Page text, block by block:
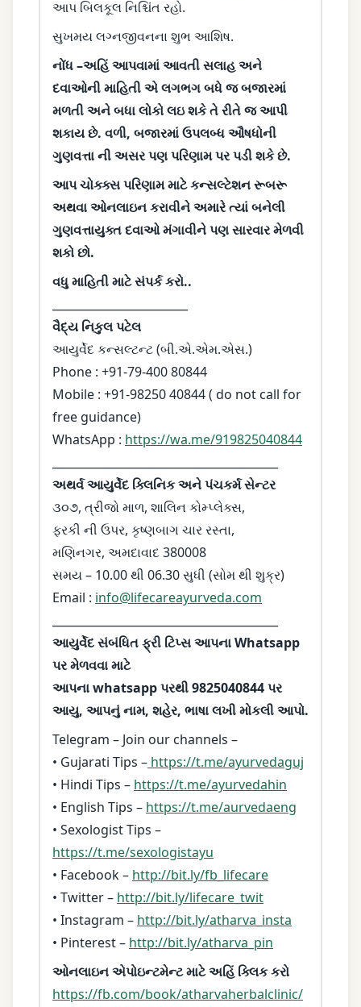
આપ બિલકૂલ નિશ્ચિંત રહો.
સુખમય લગ્નજીવનના શુભ આશિષ.
નોંધ –અહિં આપવામાં આવતી સલાહ અને
દવાઓની માહિતી એ લગભગ બધે જ બજારમાં
મળતી અને બધા લોકો લઇ શકે તે રીતે જ આપી
શકાય છે. વળી, બજારમાં ઉપલબ્ધ ઔષધોની
ગુણવત્તા ની અસર પણ પરિણામ પર પડી શકે છે.
આપ ચોક્ક્સ પરિણામ માટે કન્સલ્ટેશન રૂબરૂ
અથવા ઓનલાઇન કરાવીને અમારે ત્યાં બનેલી
ગુણવત્તાયુક્ત દવાઓ મંગાવીને પણ સારવાર મેળવી
શકો છો.
વધુ માહિતી માટે સંપર્ક કરો..
વૈદ્ય નિકુલ પટેલ
આયુર્વેદ કન્સલ્ટન્ટ (બી.એ.એમ.એસ.)
Phone : +91-79-400 80844
Mobile : +91-98250 40844 ( do not call for
free guidance)
WhatsApp : https://wa.me/919825040844
અથર્વ આયુર્વેદ ક્લિનિક અને પંચકર્મ સેન્ટર
૩૦૭, ત્રીજો માળ, શાલિન કોમ્પ્લેક્સ,
ફરકી ની ઉપર, કૃષ્ણબાગ ચાર રસ્તા,
મણિનગર, અમદાવાદ 380008
સમય – 10.00 થી 06.30 સુધી (સોમ થી શુક્ર)
Email : info@lifecareayurveda.com
આયુર્વેદ સંબંધિત ફ્રી ટિપ્સ આપના Whatsapp
પર મેળવવા માટે
આપના whatsapp પરથી 9825040844 પર
આયુ, આપનું નામ, શહેર, ભાષા લખી મોકલી આપો.
Telegram – Join our channels –
• Gujarati Tips – https://t.me/ayurvedaguj
• Hindi Tips – https://t.me/ayurvedahin
• English Tips – https://t.me/aurvedaeng
• Sexologist Tips –
https://t.me/sexologistayu
• Facebook – http://bit.ly/fb_lifecare
• Twitter – http://bit.ly/lifecare_twit
• Instagram – http://bit.ly/atharva_insta
• Pinterest – http://bit.ly/atharva_pin
ઓનલાઇન એપોઇન્ટમેન્ટ માટે અહિં ક્લિક કરો
https://fb.com/book/atharvaherbalclinic/